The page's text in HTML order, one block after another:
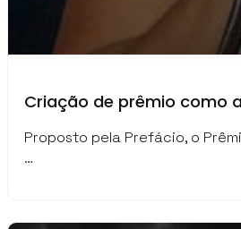
Criação de prêmio como
Proposto pela Prefácio, o
…